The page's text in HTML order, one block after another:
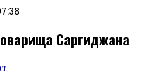
Саргиджана